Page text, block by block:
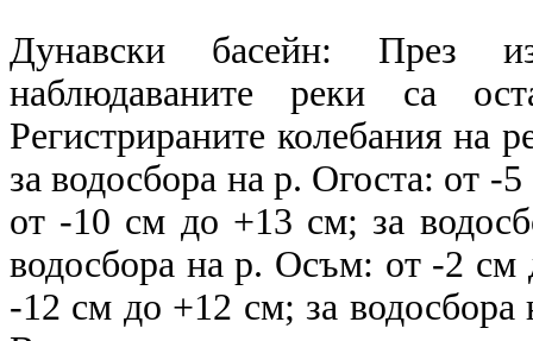
Дунавски басейн: През
наблюдаваните реки са
Регистрираните колебания на
за водосбора на р. Огоста: от -
от -10 см до +13 см; за
водосбора на р. Осъм: от -2 см
-12 см до +12 см; за